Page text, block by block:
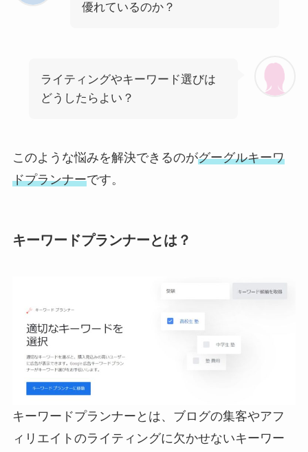
優れているのか？
ライティングやキーワード選びは
どうしたらよい？
このような悩みを解決できるのがグーグルキーワ
ドプランナーです。
キーワードプランナーとは？
キーワードプランナーとは、ブログの集客やアフ
ィリエイトのライティングに欠かせないキーワー